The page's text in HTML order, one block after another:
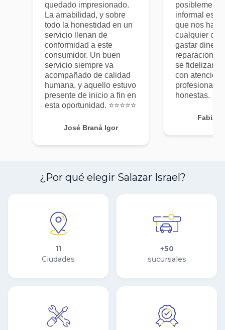
quedado impresionado.
La amabilidad, y sobre
todo la honestidad en un
servicio llenan de
conformidad a este
consumidor. Un buen
servicio siempre va
acompañado de calidad
humana, y aquello estuvo
presente de inicio a fin en
esta oportunidad. ⭐️⭐️⭐️⭐️⭐️
José Braná Igor
informal es
que nos
cualquier
gastar dinero
se fidelizan
con
honestas.
Fabián
¿Por qué elegir Salazar Israel?
11
Ciudades
+50
sucursales